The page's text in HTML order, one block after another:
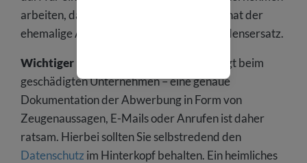
arbeiten, das ihn abgeworben hat – sonst hat der
ehemalige Arbeitgeber Anrecht auf Schadensersatz.
Wichtiger Hinweis:
Die Beweispflicht liegt beim
geschädigten Unternehmen – eine genaue
Dokumentation der Abwerbung in Form von
Zeugenaussagen, E-Mails oder Anrufen ist daher
ratsam. Hierbei sollten Sie selbstredend den
Datenschutz im Hinterkopf behalten. Ein heimliches